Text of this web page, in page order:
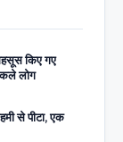
किए गए
लोग
से पीटा, एक